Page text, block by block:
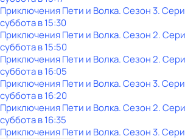
Приключения Пети и Волка. Сезон 3.
субботав15:30
Приключения Пети и Волка. Сезон 2.
субботав15:50
Приключения Пети и Волка. Сезон 2.
субботав16:05
Приключения Пети и Волка. Сезон 3.
субботав16:20
Приключения Пети и Волка. Сезон 2.
субботав16:35
Приключения Пети и Волка. Сезон 3.